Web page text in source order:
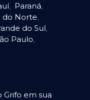
, Paraná,
do Norte,
do Sul,
Paulo,
Grifo em sua